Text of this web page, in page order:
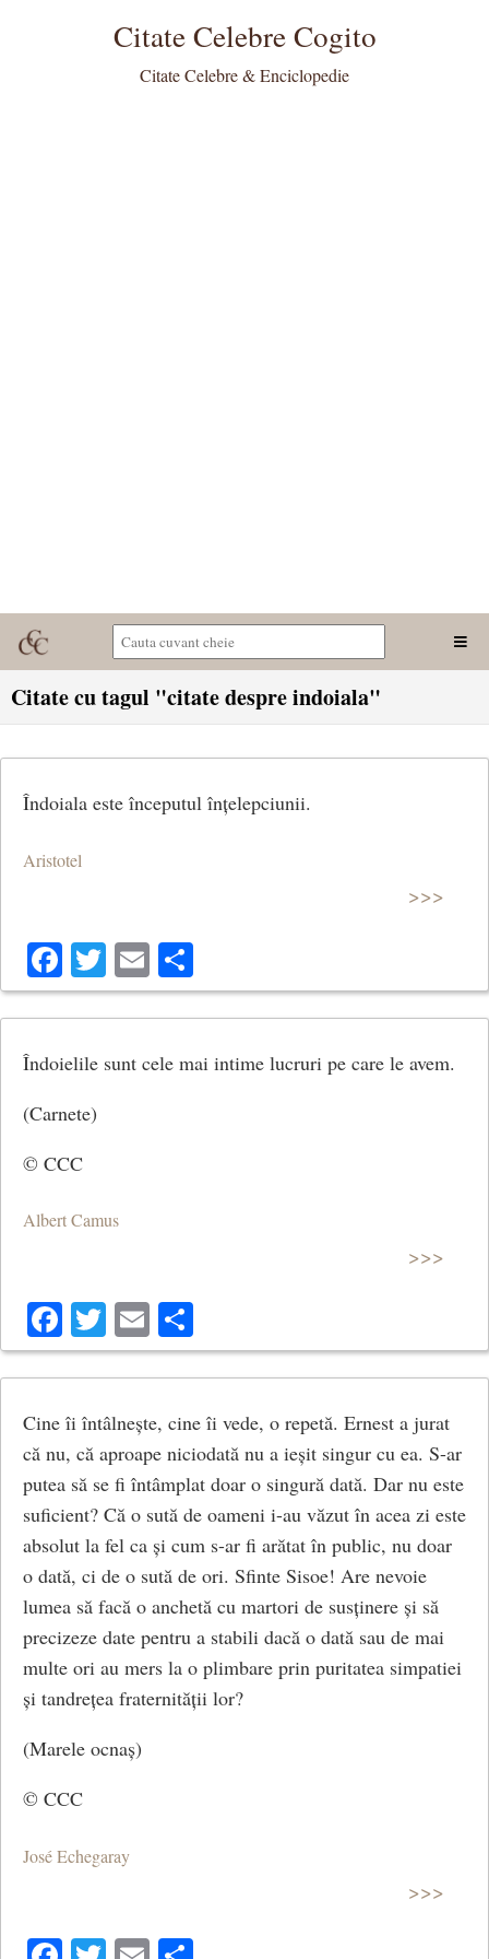
Citate Celebre Cogito
Citate Celebre & Enciclopedie
Citate cu tagul "citate despre indoiala"
Îndoiala este începutul înțelepciunii.
Aristotel
>>>
Facebook
Twitter
Email
Îndoielile sunt cele mai intime lucruri pe care le avem.
(Carnete)
© CCC
Albert Camus
>>>
Facebook
Twitter
Email
Cine îi întâlnește, cine îi vede, o repetă. Ernest a jurat
că nu, că aproape niciodată nu a ieșit singur cu ea. S-ar
putea să se fi întâmplat doar o singură dată. Dar nu este
suficient? Că o sută de oameni i-au văzut în acea zi este
absolut la fel ca și cum s-ar fi arătat în public, nu doar
o dată, ci de o sută de ori. Sfinte Sisoe! Are nevoie
lumea să facă o anchetă cu martori de susținere și să
precizeze date pentru a stabili dacă o dată sau de mai
multe ori au mers la o plimbare prin puritatea simpatiei
și tandrețea fraternității lor?
(Marele ocnaș)
© CCC
José Echegaray
>>>